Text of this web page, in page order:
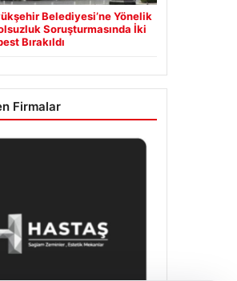
Belediyesi’ne Yönelik
Soruşturmasında İki
Bırakıldı
Firmalar